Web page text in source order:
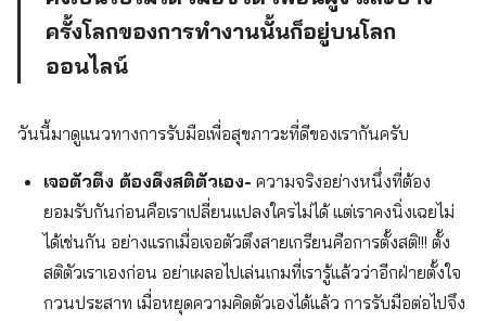
ครั้งโลกของการทำงานนั้นก็อยู่บนโลก
ออนไลน์
วันนี้มาดูแนวทางการรับมือเพื่อสุขภาวะที่ดีของเรากันครับ
เจอตัวตึง ต้องดึงสติตัวเอง- ความจริงอย่างหนึ่งที่ต้อง
ยอมรับกันก่อนคือเราเปลี่ยนแปลงใครไม่ได้ แต่เราคงนิ่งเฉยไม่
ได้เช่นกัน อย่างแรกเมื่อเจอตัวตึงสายเกรียนคือการตั้งสติ!!! ตั้ง
สติตัวเราเองก่อน อย่าเผลอไปเล่นเกมที่เรารู้แล้วว่าอีกฝ่ายตั้งใจ
กวนประสาท เมื่อหยุดความคิดตัวเองได้แล้ว การรับมือต่อไปจึง